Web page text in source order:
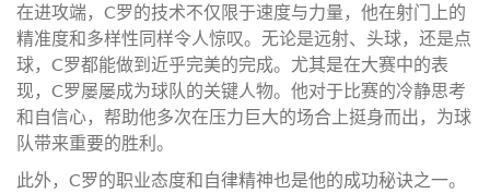
在进攻端，C罗的技术不仅限于速度与力量，他在射门上的
精准度和多样性同样令人惊叹。无论是远射、头球，还是点
球，C罗都能做到近乎完美的完成。尤其是在大赛中的表
现，C罗屡屡成为球队的关键人物。他对于比赛的冷静思考
和自信心，帮助他多次在压力巨大的场合上挺身而出，为球
队带来重要的胜利。
此外，C罗的职业态度和自律精神也是他的成功秘诀之一。